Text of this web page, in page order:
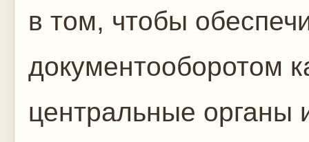
в том, чтобы
документооборотом
центральные органы